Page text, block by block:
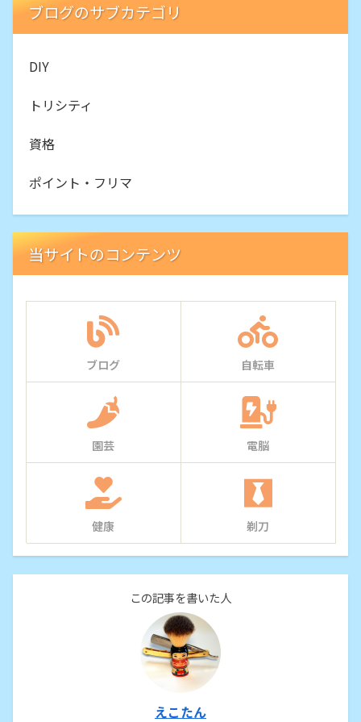
ブログのサブカテゴリ
DIY
トリシティ
資格
ポイント・フリマ
当サイトのコンテンツ
ブログ 自転車
園芸 電脳
健康 剃刀
この記事を書いた人
えこたん